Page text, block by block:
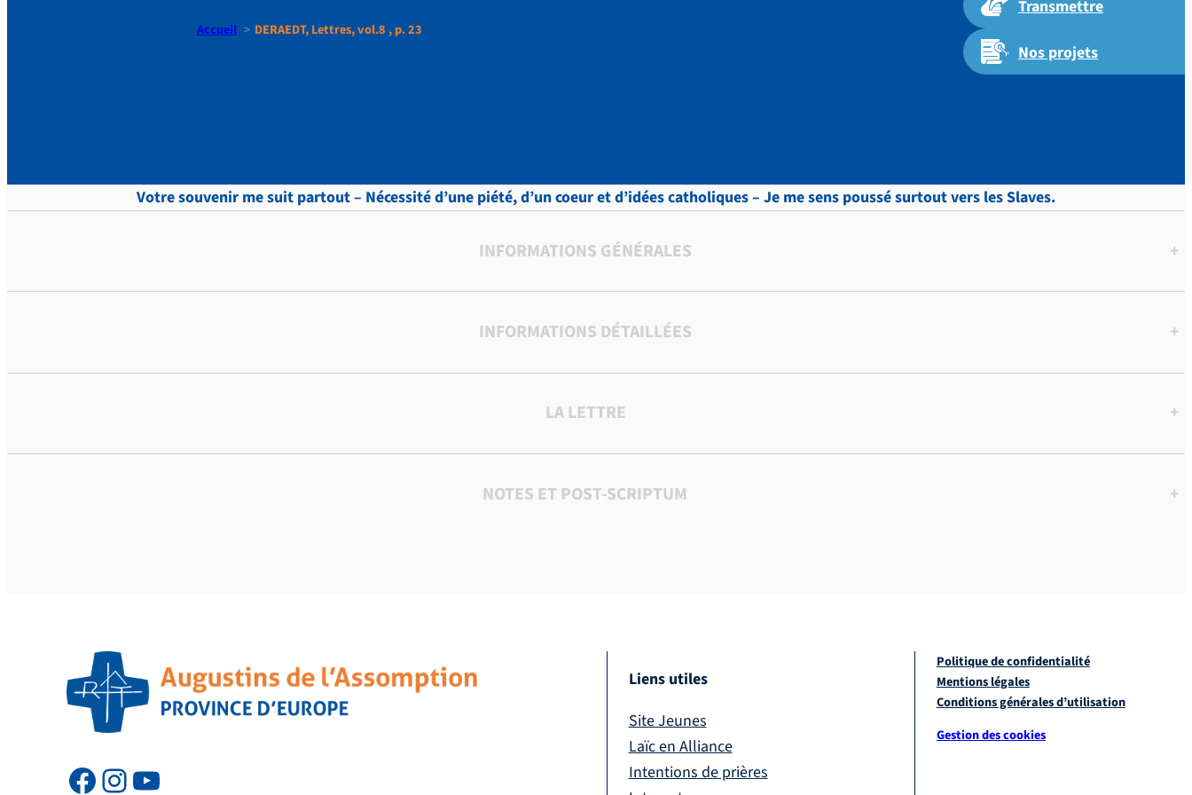
Transmettre
Nos projets
Accueil DERAEDT, Lettres, vol.8 , p. 23
Votre souvenir me suit partout – Nécessité d’une piété, d’un coeur et d’idées catholiques – Je me sens poussé surtout vers les Slaves.
INFORMATIONS GÉNÉRALES +
INFORMATIONS DÉTAILLÉES +
LA LETTRE +
NOTES ET POST-SCRIPTUM +
Liens utiles
Site Jeunes
Laïc en Alliance
Intentions de prières
Politique de confidentialité
Mentions légales
Conditions générales d’utilisation
Gestion des cookies